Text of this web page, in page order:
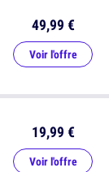
49,99 €
Voir l'offre
19,99 €
Voir l'offre